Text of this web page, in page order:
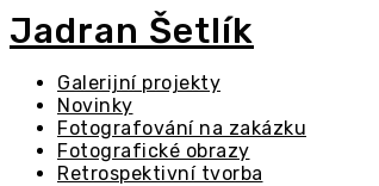
Jadran Šetlík
Galerijní projekty
Novinky
Fotografování na zakázku
Fotografické obrazy
Retrospektivní tvorba